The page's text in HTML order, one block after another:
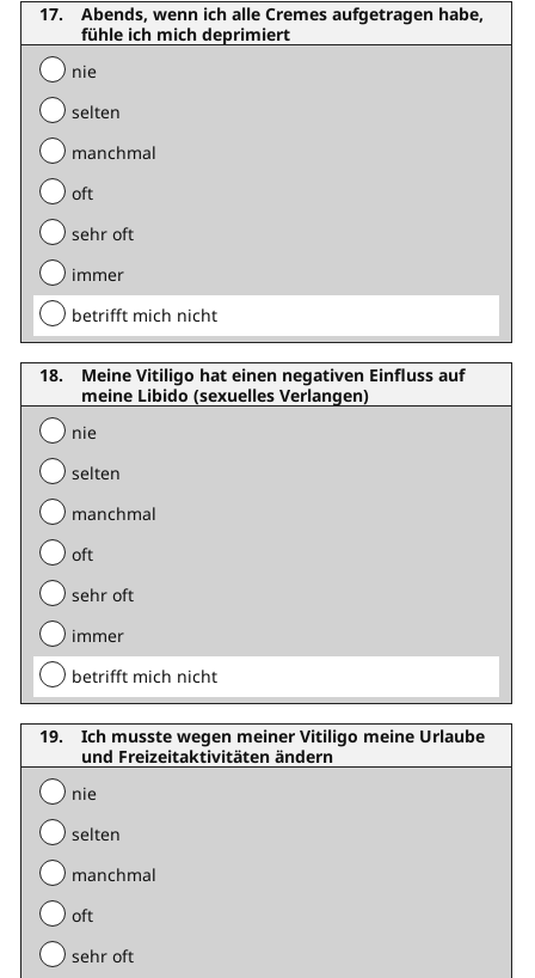
Abends, wenn ich alle Cremes aufgetragen habe,
fühle ich mich deprimiert
nie
selten
manchmal
oft
sehr oft
immer
betrifft mich nicht
Meine Vitiligo hat einen negativen Einfluss auf
meine Libido (sexuelles Verlangen)
nie
selten
manchmal
oft
sehr oft
immer
betrifft mich nicht
Ich musste wegen meiner Vitiligo meine Urlaube
und Freizeitaktivitäten ändern
nie
selten
manchmal
oft
sehr oft